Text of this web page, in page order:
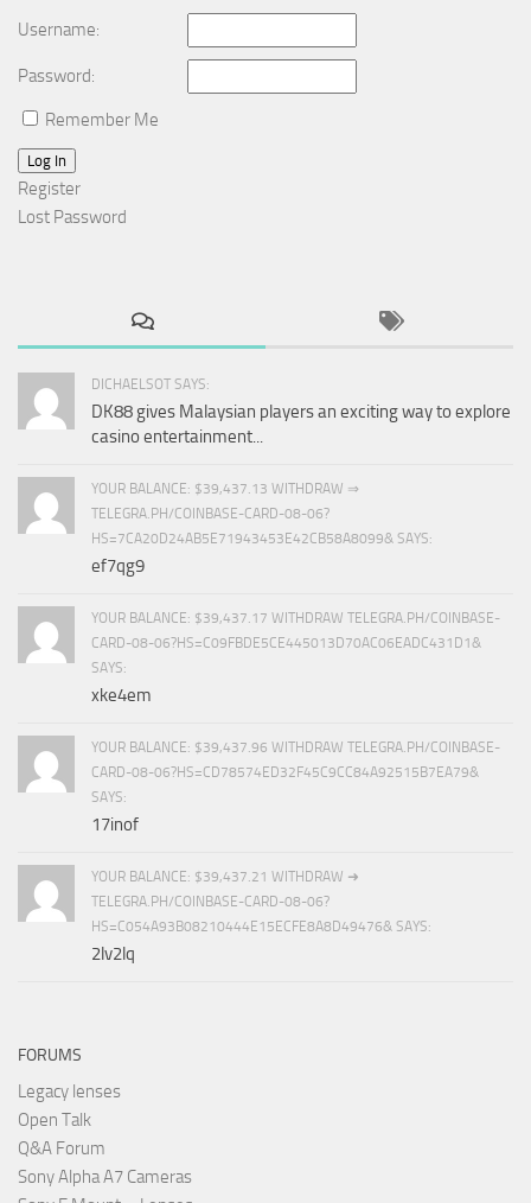
Username:
Password:
Remember Me
Log In
Register
Lost Password
DICHAELSOT SAYS:
DK88 gives Malaysian players an exciting way to explore
casino entertainment...
YOUR BALANCE: $39,437.13 WITHDRAW ⇒
TELEGRA.PH/COINBASE-CARD-08-06?
HS=7CA20D24AB5E71943453E42CB58A8099& SAYS:
ef7qg9
YOUR BALANCE: $39,437.17 WITHDRAW TELEGRA.PH/COINBASE-
CARD-08-06?HS=C09FBDE5CE445013D70AC06EADC431D1&
SAYS:
xke4em
YOUR BALANCE: $39,437.96 WITHDRAW TELEGRA.PH/COINBASE-
CARD-08-06?HS=CD78574ED32F45C9CC84A92515B7EA79&
SAYS:
17inof
YOUR BALANCE: $39,437.21 WITHDRAW ➜
TELEGRA.PH/COINBASE-CARD-08-06?
HS=C054A93B08210444E15ECFE8A8D49476& SAYS:
2lv2lq
FORUMS
Legacy lenses
Open Talk
Q&A Forum
Sony Alpha A7 Cameras